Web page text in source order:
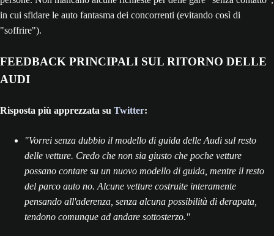
in cui sfidare le auto fantasma dei concorrenti (evitando così di
"soffrire").
FEEDBACK PRINCIPALI SUL RITORNO DELLE
AUDI
Risposta più apprezzata su Twitter:
"Vorrei senza dubbio il modello di guida delle Audi sul resto
delle vetture. Credo che non sia giusto che poche vetture
possano contare su un nuovo modello di guida, mentre il resto
del parco auto no. Alcune vetture costruite interamente
pensando all'aderenza, senza alcuna possibilità di derapata,
tendono comunque ad andare sottosterzo."